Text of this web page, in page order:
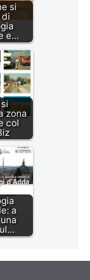
si
e…
zona
col
a